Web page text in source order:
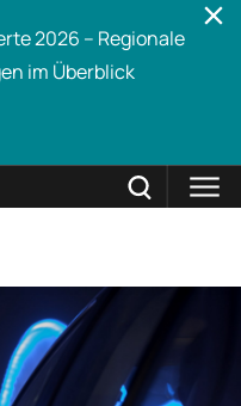
2026 – Regionale
im Überblick
SCHLIESSEN